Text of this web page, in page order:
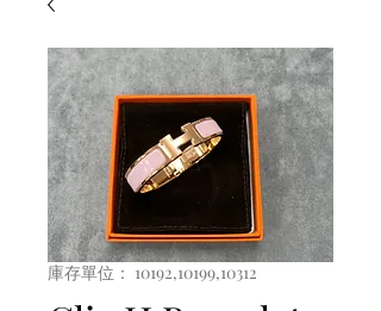
庫存單位： 10192,10199,10312